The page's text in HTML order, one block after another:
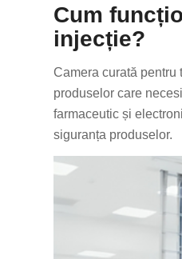
Cum
injecție?
Camera curată pentru
produselor care
farmaceutic și
siguranța produselor.